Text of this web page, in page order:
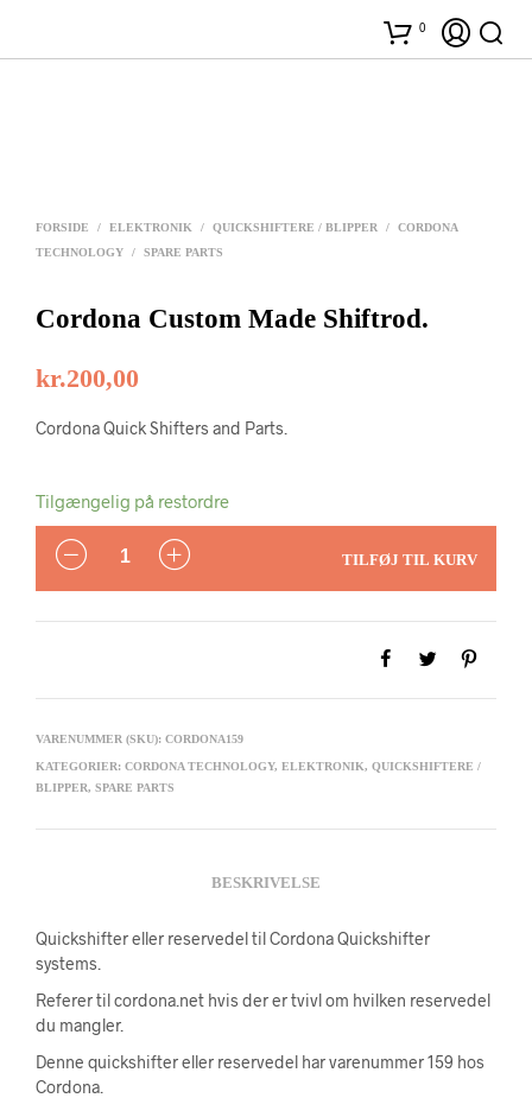
0
FORSIDE / ELEKTRONIK / QUICKSHIFTERE / BLIPPER /
CORDONA
TECHNOLOGY
/ SPARE PARTS
Cordona Custom Made Shiftrod.
kr.200,00
Cordona Quick Shifters and Parts.
Tilgængelig på restordre
ANTAL
TILFØJ TIL KURV
VARENUMMER (SKU): CORDONA159
KATEGORIER: CORDONA TECHNOLOGY, ELEKTRONIK, QUICKSHIFTERE /
BLIPPER, SPARE PARTS
BESKRIVELSE
Quickshifter eller reservedel til Cordona Quickshifter
systems.
Referer til cordona.net hvis der er tvivl om hvilken reservedel
du mangler.
Denne quickshifter eller reservedel har varenummer 159 hos
Cordona.